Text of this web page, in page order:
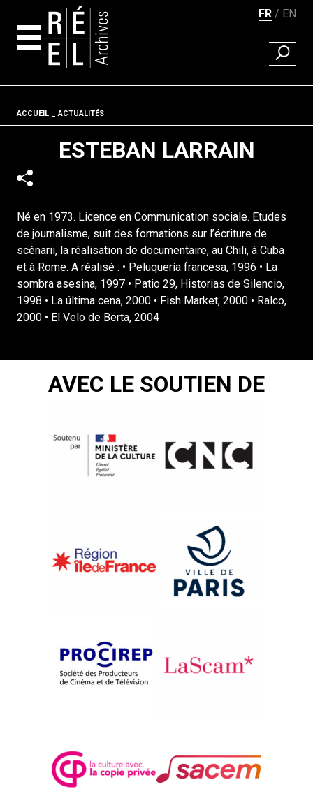
FR EN
Fil d'ariane
ACCUEIL ACTUALITÉS
ESTEBAN LARRAIN
Né en 1973. Licence en Communication sociale. Etudes
de journalisme, suit des formations sur l’écriture de
scénarii, la réalisation de documentaire, au Chili, à Cuba
et à Rome. A réalisé : • Peluquería francesa, 1996 • La
sombra asesina, 1997 • Patio 29, Historias de Silencio,
1998 • La última cena, 2000 • Fish Market, 2000 • Ralco,
2000 • El Velo de Berta, 2004
AVEC LE SOUTIEN DE